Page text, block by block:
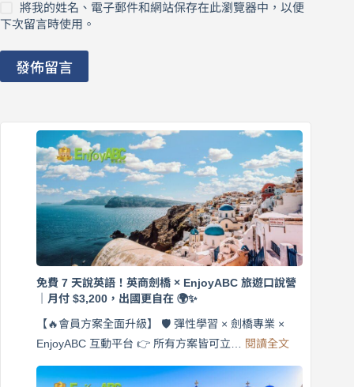
將我的姓名、電子郵件和網站保存在此瀏覽器中，以便
下次留言時使用。
發佈留言
免費 7 天說英語！英商劍橋 × EnjoyABC 旅遊口說營
｜月付 $3,200，出國更自在 🌍✨
【🔥會員方案全面升級】 🛡️ 彈性學習 × 劍橋專業 ×
EnjoyABC 互動平台 👉 所有方案皆可立… 閱讀全文: